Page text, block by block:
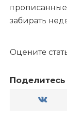
забирать
Оцените
Поделитесь